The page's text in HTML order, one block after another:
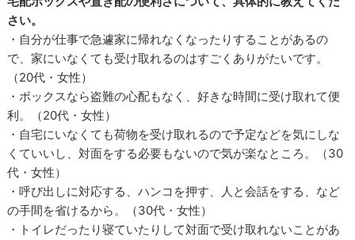
さい。
・自分が仕事で急遽家に帰れなくなったりすることがあるの
で、家にいなくても受け取れるのはすごくありがたいです。
（20代・女性）
・ボックスなら盗難の心配もなく、好きな時間に受け取れて便
利。（20代・女性）
・自宅にいなくても荷物を受け取れるので予定などを気にしな
くていいし、対面をする必要もないので気が楽なところ。（30
代・女性）
・呼び出しに対応する、ハンコを押す、人と会話をする、など
の手間を省けるから。（30代・女性）
・トイレだったり寝ていたりして対面で受け取れないことがあ